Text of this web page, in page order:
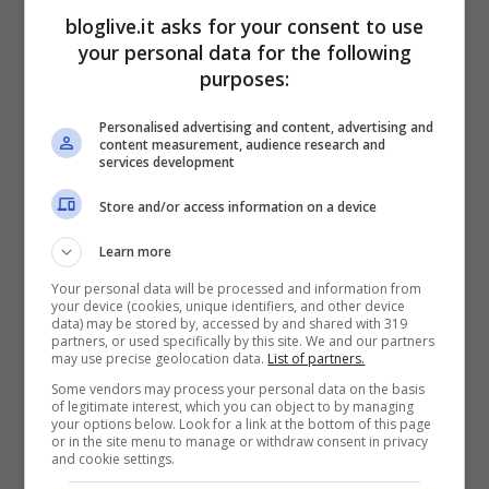
dagli sciatori più appassionati, la
protezione civile ha comunque diramato
stata di grandi quantità, ma ricordiamo
che si era verificato un momento
particolarmente asciutto, quindi a quanto
affermano i responsabili della protezione
civile, la neve fresca è poggiata su uno
strato instabile che potrebbe recare
valanghe. L’invito è sempre quello della
prudenza e soprattutto di evitare i fuori
bloglive.it asks for your consent to use
your personal data for the following
purposes:
Personalised advertising and content, advertising and
content measurement, audience research and
services development
Store and/or access information on a device
Learn more
Your personal data will be processed and information from
your device (cookies, unique identifiers, and other device
data) may be stored by, accessed by and shared with 319
partners, or used specifically by this site. We and our partners
may use precise geolocation data. List of partners.
Some vendors may process your personal data on the basis
of legitimate interest, which you can object to by managing
your options below. Look for a link at the bottom of this page
or in the site menu to manage or withdraw consent in privacy
and cookie settings.